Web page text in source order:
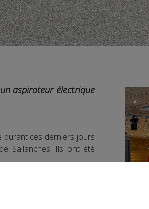
aspirateur électrique
durant ces derniers jours
Sallanches. Ils ont été